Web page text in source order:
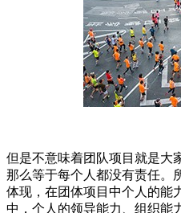
但是不意味着团队项目就是大
那么等于每个人都没有责任。
体现，在团体项目中个人的能
中，个人的领导能力、组织能